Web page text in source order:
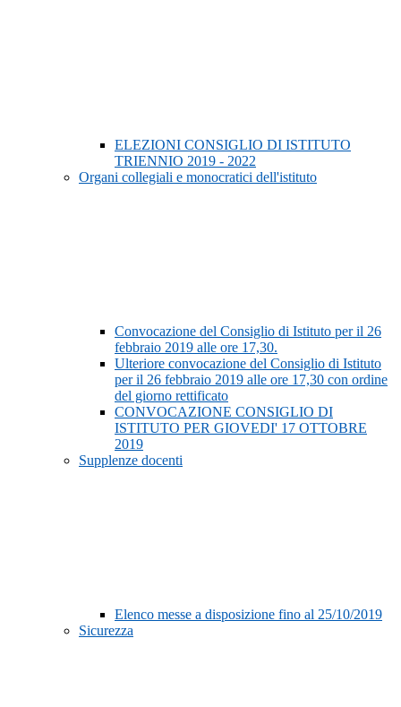
ELEZIONI CONSIGLIO DI ISTITUTO
TRIENNIO 2019 - 2022
Organi collegiali e monocratici dell'istituto
Convocazione del Consiglio di Istituto per il 26
febbraio 2019 alle ore 17,30.
Ulteriore convocazione del Consiglio di Istituto
per il 26 febbraio 2019 alle ore 17,30 con ordine
del giorno rettificato
CONVOCAZIONE CONSIGLIO DI
ISTITUTO PER GIOVEDI' 17 OTTOBRE
2019
Supplenze docenti
Elenco messe a disposizione fino al 25/10/2019
Sicurezza